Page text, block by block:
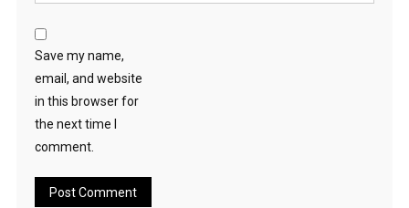
Save my name,
email, and website
in this browser for
the next time I
comment.